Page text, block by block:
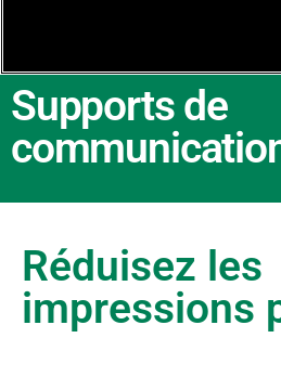
Supports de
Réduisez les
impressions